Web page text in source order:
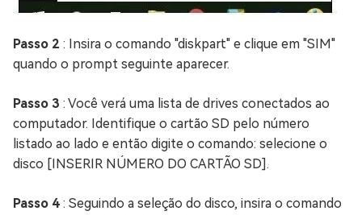
Passo 2 : Insira o comando "diskpart" e clique em "SIM"
quando o prompt seguinte aparecer.
Passo 3 : Você verá uma lista de drives conectados ao
computador. Identifique o cartão SD pelo número
listado ao lado e então digite o comando: selecione o
disco [INSERIR NÚMERO DO CARTÃO SD].
Passo 4 : Seguindo a seleção do disco, insira o comando